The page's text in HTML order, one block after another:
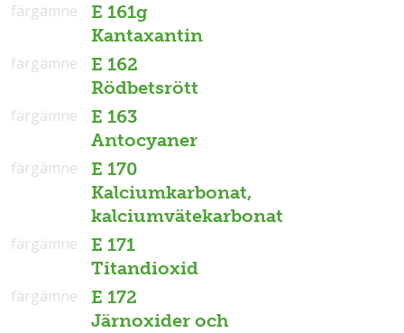
E 161g
Kantaxantin
färgämne
E 162
Rödbetsrött
färgämne
E 163
Antocyaner
färgämne
E 170
Kalciumkarbonat,
kalciumvätekarbonat
färgämne
E 171
Titandioxid
färgämne
E 172
Järnoxider och
färgämne